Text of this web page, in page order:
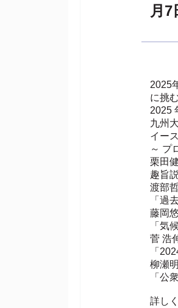
月
2025
に挑
2025
九州
イー
～ プ
栗田
趣旨
渡部
「過
藤岡
「気
菅 浩
「
柳瀬
「公
詳し